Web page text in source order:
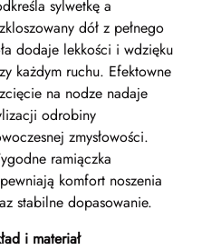
sylwetkę a
dół z pełnego
dodaje lekkości i wdzięku
każdym ruchu. Efektowne
na nodze nadaje
odrobiny
zmysłowości.
ramiączka
komfort noszenia
stabilne dopasowanie.
i materiał